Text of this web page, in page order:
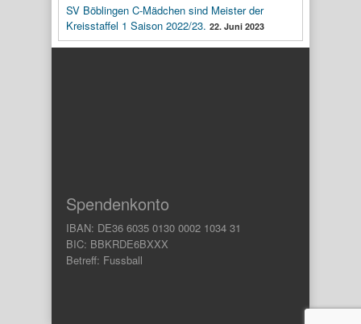
SV Böblingen C-Mädchen sind Meister der
Kreisstaffel 1 Saison 2022/23. 22. Juni 2023
Spendenkonto
IBAN: DE36 6035 0130 0002 1034 31
BIC: BBKRDE6BXXX
Betreff: Fussball